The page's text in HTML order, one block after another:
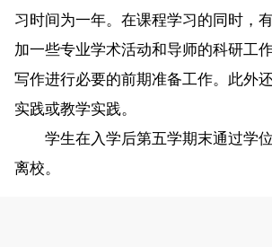
习时间为一年。在课程学习的同时，
加一些专业学术活动和导师的科研工
写作进行必要的前期准备工作。此外
实践或教学实践。
学生在入学后第五学期末通过学位
离校。